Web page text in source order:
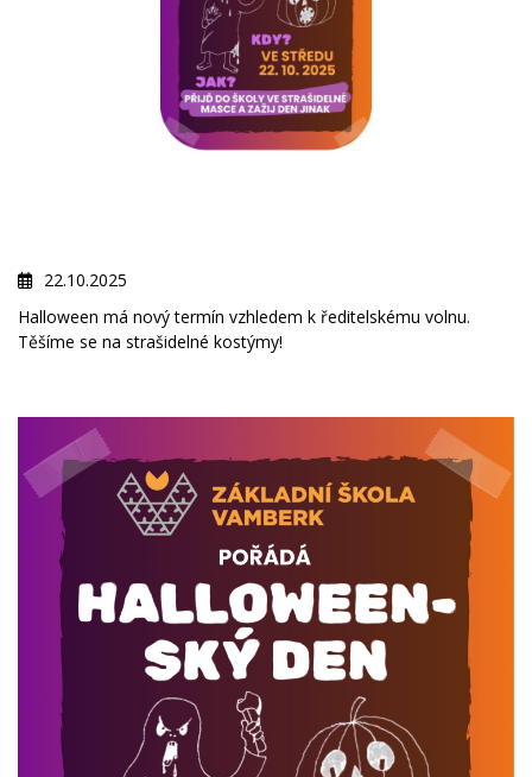
22.10.2025
Halloween má nový termín vzhledem k ředitelskému volnu.
Těšíme se na strašidelné kostýmy!